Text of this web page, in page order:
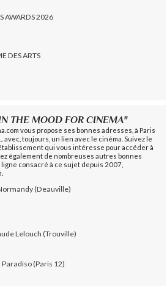
AWARDS 2026
DES ARTS
THE MOOD FOR CINEMA"
vous propose ses bonnes adresses, à Paris
toujours, un lien avec le cinéma. Suivez le
qui vous intéresse pour accéder à
également de nombreuses autres bonnes
consacré à ce sujet depuis 2007,
(Deauville)
Lelouch (Trouville)
(Paris 12)